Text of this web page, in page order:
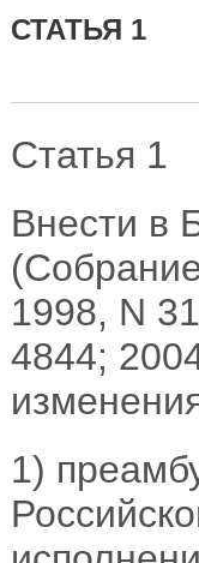
СТАТЬЯ 1
Статья 1
Внести в
1998, N
4844;
1)